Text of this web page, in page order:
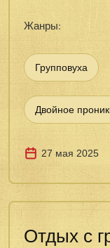
Жанры:
Групповуха
Двойное
27 мая 2025
Отдых с